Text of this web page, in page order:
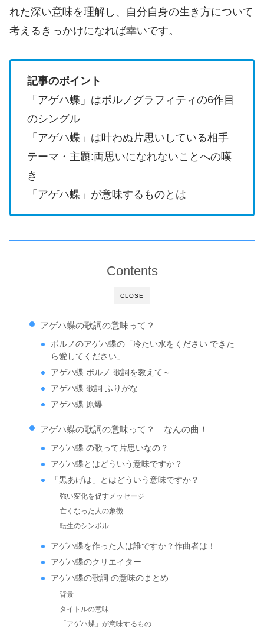
れた深い意味を理解し、自分自身の生き方について
考えるきっかけになれば幸いです。
記事のポイント
「アゲハ蝶」はポルノグラフィティの6作目
のシングル
「アゲハ蝶」は叶わぬ片思いしている相手
テーマ・主題:両思いになれないことへの嘆
き
「アゲハ蝶」が意味するものとは
CLOSE
Contents
アゲハ蝶の歌詞の意味って？
ポルノのアゲハ蝶の「冷たい水をください できた
ら愛してください」
アゲハ蝶 ポルノ 歌詞を教えて～
アゲハ蝶 歌詞 ふりがな
アゲハ蝶 原爆
アゲハ蝶の歌詞の意味って？ なんの曲！
アゲハ蝶 の歌って片思いなの？
アゲハ蝶とはどういう意味ですか？
「黒あげは」とはどういう意味ですか？
強い変化を促すメッセージ
亡くなった人の象徴
転生のシンボル
アゲハ蝶を作った人は誰ですか？作曲者は！
アゲハ蝶のクリエイター
アゲハ蝶の歌詞 の意味のまとめ
背景
タイトルの意味
「アゲハ蝶」が意味するもの